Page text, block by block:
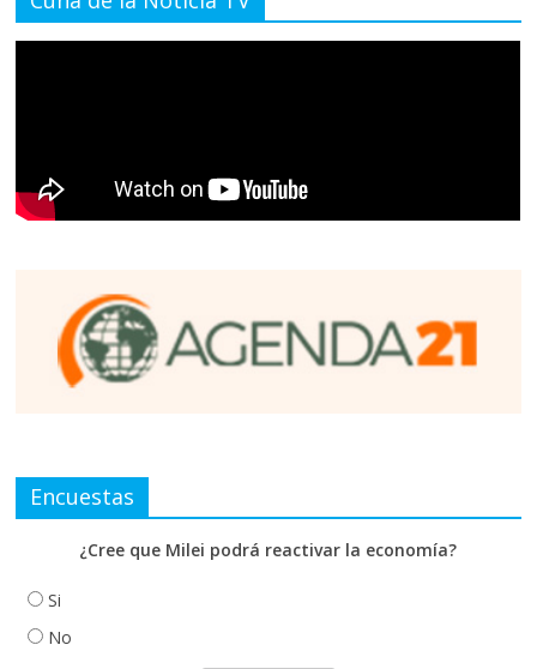
Encuestas
¿Cree que Milei podrá reactivar la economía?
Si
No